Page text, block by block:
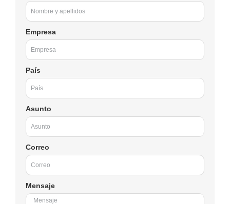
Empresa
País
Asunto
Correo
Mensaje